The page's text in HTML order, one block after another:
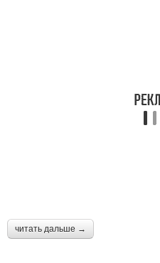
читать дальше →